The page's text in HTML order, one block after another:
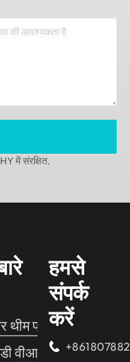
में संरक्षित.
थीम पार्क
वीआर सिनेमा
हमसे
संपर्क
करें